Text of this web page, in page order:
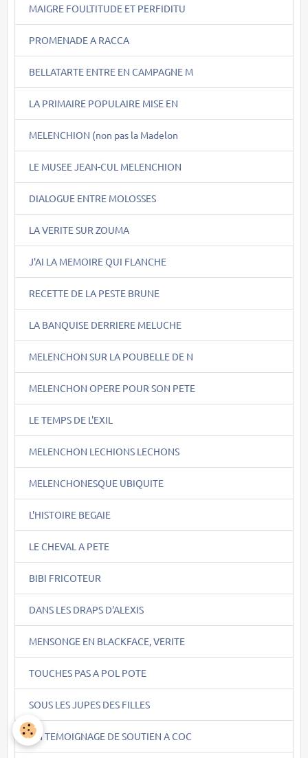
MAIGRE FOULTITUDE ET PERFIDITU
PROMENADE A RACCA
BELLATARTE ENTRE EN CAMPAGNE M
LA PRIMAIRE POPULAIRE MISE EN
MELENCHION (non pas la Madelon
LE MUSEE JEAN-CUL MELENCHION
DIALOGUE ENTRE MOLOSSES
LA VERITE SUR ZOUMA
J'AI LA MEMOIRE QUI FLANCHE
RECETTE DE LA PESTE BRUNE
LA BANQUISE DERRIERE MELUCHE
MELENCHON SUR LA POUBELLE DE N
MELENCHON OPERE POUR SON PETE
LE TEMPS DE L'EXIL
MELENCHON LECHIONS LECHONS
MELENCHONESQUE UBIQUITE
L'HISTOIRE BEGAIE
LE CHEVAL A PETE
BIBI FRICOTEUR
DANS LES DRAPS D'ALEXIS
MENSONGE EN BLACKFACE, VERITE
TOUCHES PAS A POL POTE
SOUS LES JUPES DES FILLES
UN TEMOIGNAGE DE SOUTIEN A COC